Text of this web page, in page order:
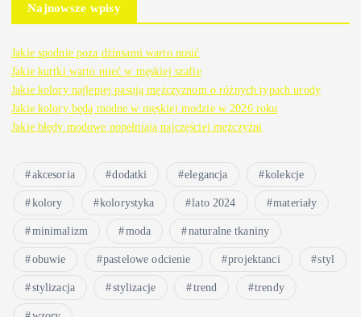
Najnowsze wpisy
Jakie spodnie poza dżinsami warto nosić
Jakie kurtki warto mieć w męskiej szafie
Jakie kolory najlepiej pasują mężczyznom o różnych typach urody
Jakie kolory będą modne w męskiej modzie w 2026 roku
Jakie błędy modowe popełniają najczęściej mężczyźni
akcesoria dodatki elegancja kolekcje
kolory kolorystyka lato 2024 materiały
minimalizm moda naturalne tkaniny
obuwie pastelowe odcienie projektanci styl
stylizacja stylizacje trend trendy